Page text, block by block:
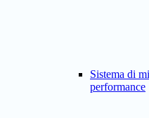
Sistema di
performance